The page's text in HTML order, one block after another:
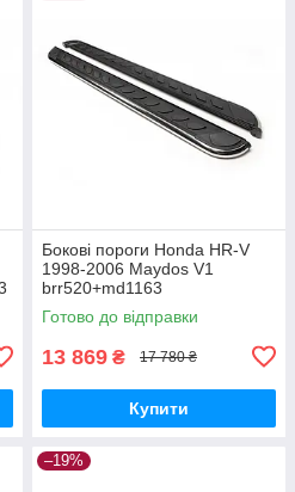
Бокові пороги Honda HR-V
1998-2006 Maydos V1
brr520+md1163
Готово до відправки
13 869 ₴ 17 780 ₴
Купити
–19%